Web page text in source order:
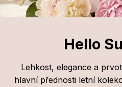
Hello
Lehkost, elegance a
hlavní přednosti letní